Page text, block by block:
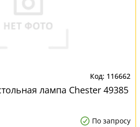
116662
лампа Chester 49385
По запросу